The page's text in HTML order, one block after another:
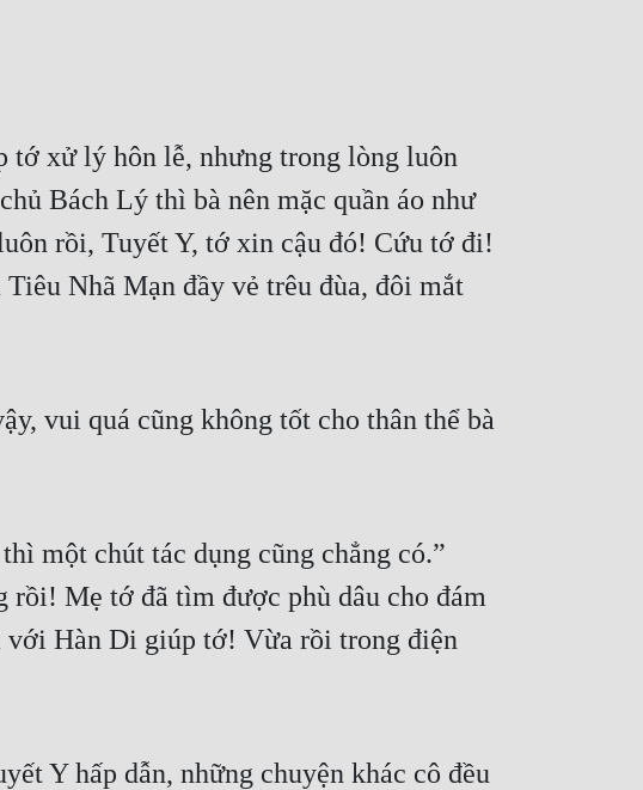
tớ xử lý hôn lễ, nhưng trong lòng luôn
Bách Lý thì bà nên mặc quần áo như
rồi, Tuyết Y, tớ xin cậu đó! Cứu tớ đi!
Nhã Mạn đầy vẻ trêu đùa, đôi mắt
vui quá cũng không tốt cho thân thể bà
một chút tác dụng cũng chẳng có.”
Mẹ tớ đã tìm được phù dâu cho đám
Hàn Di giúp tớ! Vừa rồi trong điện
Y hấp dẫn, những chuyện khác cô đều